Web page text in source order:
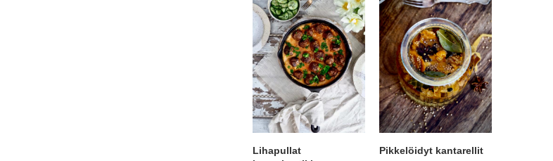
Lihapullat
Pikkelöidyt kantarellit